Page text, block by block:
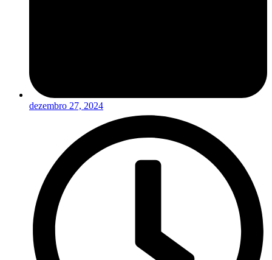
dezembro 27, 2024